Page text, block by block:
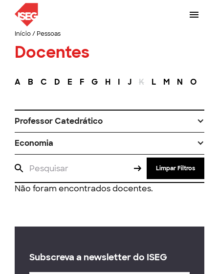
Início/ Pessoas
Docentes
A B C D E F G H I J K L M N O
Professor Catedrático
Economia
Limpar Filtros
Não foram encontrados docentes.
Subscreva a newsletter do ISEG